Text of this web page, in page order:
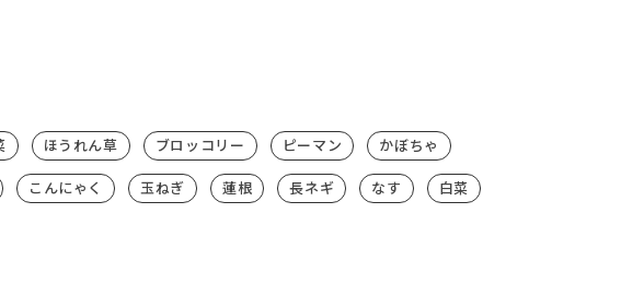
ほうれん草 ブロッコリー ピーマン かぼちゃ
こんにゃく 玉ねぎ 蓮根 長ネギ なす 白菜